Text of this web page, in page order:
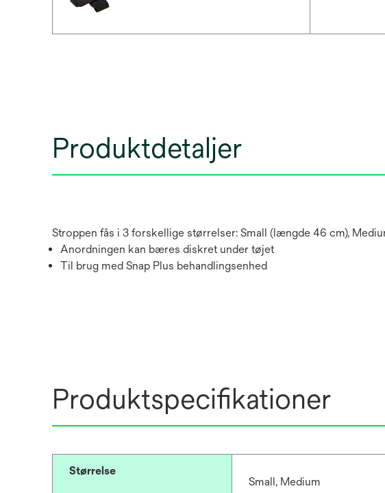
Produktdetaljer
Stroppen fås i 3 forskellige størrelser: Small (længde 46 cm),
Anordningen kan bæres diskret under tøjet
Til brug med Snap Plus behandlingsenhed
Produktspecifikationer
Størrelse
Small, Medium